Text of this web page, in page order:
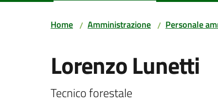
Home / Amministrazione / Personale
Lorenzo Lunetti
Tecnico forestale